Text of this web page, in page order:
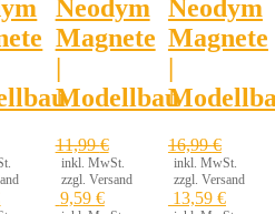
Neodym
Magnete
|
Modellbau
11,99€
inkl. MwSt.
zzgl. Versand
9,59 €
Neodym
Magnete
|
16,99€
inkl. MwSt.
zzgl. Versand
13,59 €